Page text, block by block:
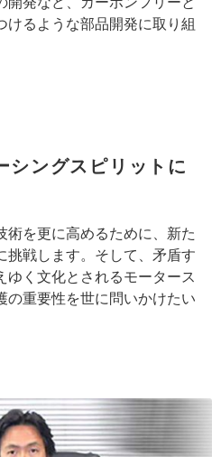
けるような部品開発に取り組
シングスピリットに
術を更に高めるために、新た
挑戦します。そして、矛盾す
ゆく文化とされるモータース
の重要性を世に問いかけたい